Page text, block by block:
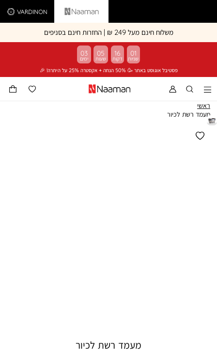
Vardinon Naaman
משלוח חינם מעל 249 ₪ | החזרות חינם בסניפים
פסטיבל אוגוסט באתר 🥳 50% הנחה + אקסטרה 25% על היתרה! 🎉
03 05 16 01
ראשי
מעמד רשת לכיור
מעמד רשת לכיור